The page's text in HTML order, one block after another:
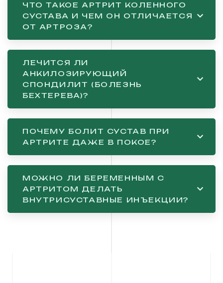
ЧТО ТАКОЕ АРТРИТ КОЛЕННОГО
СУСТАВА И ЧЕМ ОН ОТЛИЧАЕТСЯ
ОТ АРТРОЗА?
ЛЕЧИТСЯ ЛИ
АНКИЛОЗИРУЮЩИЙ
СПОНДИЛИТ (БОЛЕЗНЬ
БЕХТЕРЕВА)?
ПОЧЕМУ БОЛИТ СУСТАВ ПРИ
АРТРИТЕ ДАЖЕ В ПОКОЕ?
МОЖНО ЛИ БЕРЕМЕННЫМ С
АРТРИТОМ ДЕЛАТЬ
ВНУТРИСУСТАВНЫЕ ИНЪЕКЦИИ?